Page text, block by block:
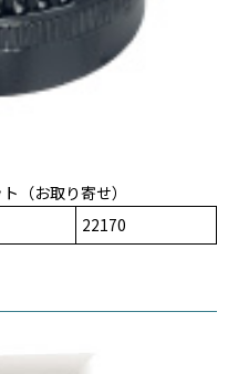
（お取り寄せ）
22170